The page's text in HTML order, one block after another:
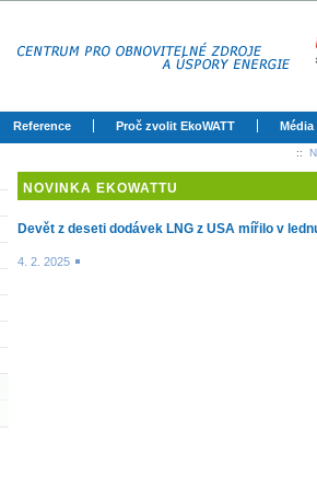
Reference Proč zvolit EkoWATT Média
::
NOVINKA EKOWATTU
Devět z deseti dodávek LNG z USA mířilo v
4. 2. 2025